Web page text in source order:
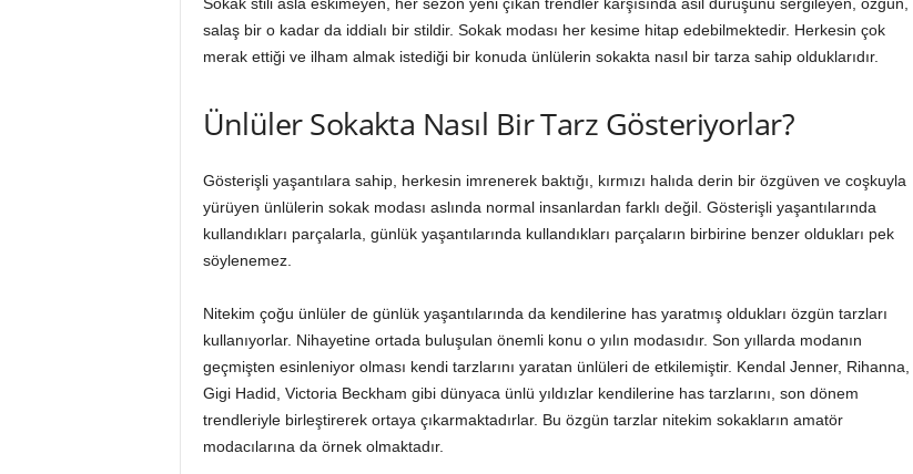
salaş bir o kadar da iddialı bir stildir. Sokak modası her kesime hitap edebilmektedir. Herkesin çok
merak ettiği ve ilham almak istediği bir konuda ünlülerin sokakta nasıl bir tarza sahip olduklarıdır.
Ünlüler Sokakta Nasıl Bir Tarz Gösteriyorlar?
Gösterişli yaşantılara sahip, herkesin imrenerek baktığı, kırmızı halıda derin bir özgüven ve coşkuyla
yürüyen ünlülerin sokak modası aslında normal insanlardan farklı değil. Gösterişli yaşantılarında
kullandıkları parçalarla, günlük yaşantılarında kullandıkları parçaların birbirine benzer oldukları pek
söylenemez.
Nitekim çoğu ünlüler de günlük yaşantılarında da kendilerine has yaratmış oldukları özgün tarzları
kullanıyorlar. Nihayetine ortada buluşulan önemli konu o yılın modasıdır. Son yıllarda modanın
geçmişten esinleniyor olması kendi tarzlarını yaratan ünlüleri de etkilemiştir. Kendal Jenner, Rihanna,
Gigi Hadid, Victoria Beckham gibi dünyaca ünlü yıldızlar kendilerine has tarzlarını, son dönem
trendleriyle birleştirerek ortaya çıkarmaktadırlar. Bu özgün tarzlar nitekim sokakların amatör
modacılarına da örnek olmaktadır.